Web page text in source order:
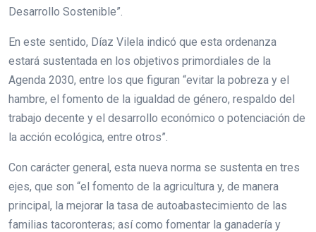
Desarrollo Sostenible”.
En este sentido, Díaz Vilela indicó que esta ordenanza
estará sustentada en los objetivos primordiales de la
Agenda 2030, entre los que figuran “evitar la pobreza y el
hambre, el fomento de la igualdad de género, respaldo del
trabajo decente y el desarrollo económico o potenciación de
la acción ecológica, entre otros”.
Con carácter general, esta nueva norma se sustenta en tres
ejes, que son “el fomento de la agricultura y, de manera
principal, la mejorar la tasa de autoabastecimiento de las
familias tacoronteras; así como fomentar la ganadería y